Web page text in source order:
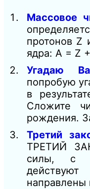
Массовое
протонов Z
ядра: A = Z
Угадаю
попробую
в
Сложите
рождения.
Третий
ТРЕТИЙ
силы, с